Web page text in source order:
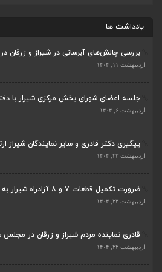
یادداشت ها
بررسی چالش‌های آبرسانی در شیراز و زرقان
اردیبهشت ۱۱, ۱۴۰۴
جلسه اعضای شورای بخش مرکزی شیراز با
اردیبهشت ۶, ۱۴۰۴
پیگیری دکتر قادری و سایر نمایندگان شیراز
اردیبهشت ۲۳, ۱۴۰۴
ضرورت تکمیل قطعات ۷ و ۸ آزادراه شیراز به اصفه...
اردیبهشت ۲۳, ۱۴۰۴
قادری نماینده مردم شیراز و زرقان در مجلس
اردیبهشت ۲۲, ۱۴۰۴